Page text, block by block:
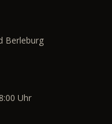
Berleburg
Uhr